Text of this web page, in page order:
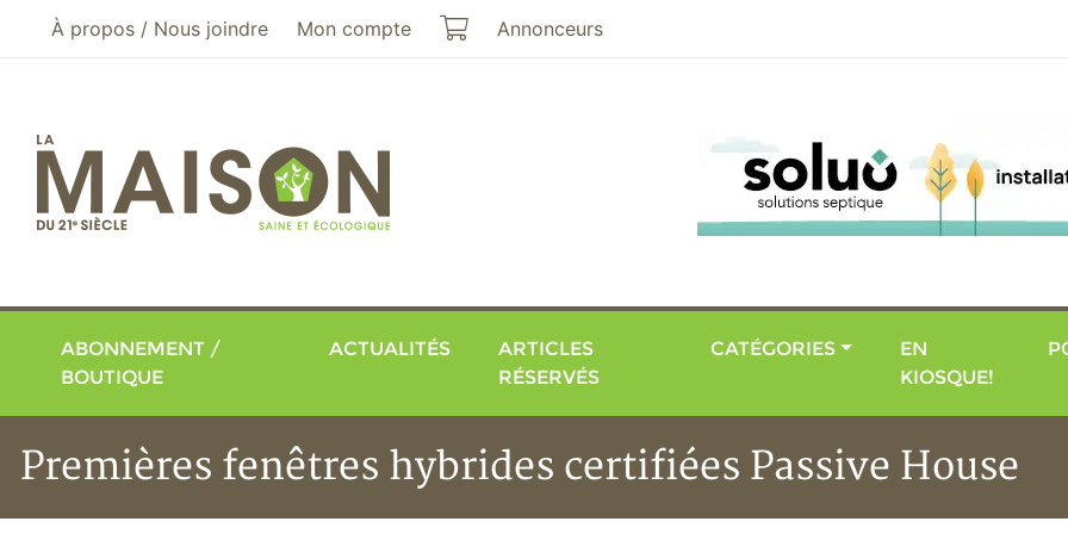
Aller au menu principal
Aller au contenu principal
À propos / Nous joindre Mon compte Mon panier
Annonceurs
ABONNEMENT /
BOUTIQUE
ACTUALITÉS
ARTICLES
RÉSERVÉS
CATÉGORIES
EN
KIOSQUE!
Premières fenêtres hybrides certifiées Passive House